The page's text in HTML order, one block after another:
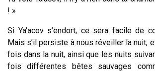
! »
Si Ya'acov s’endort, ce sera facile de
Mais s’il persiste à nous réveiller la nuit,
fois dans la nuit, ainsi que les nuits
fois différentes bêtes sauvages